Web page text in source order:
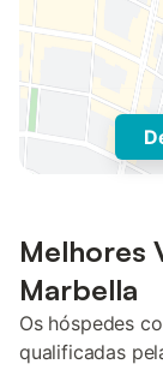
Melhores
Marbella
Os hóspedes
qualificadas